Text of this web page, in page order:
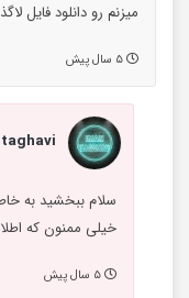
میزنم رو دانلود فایل
سلام ببخشید به
خیلی ممنون که